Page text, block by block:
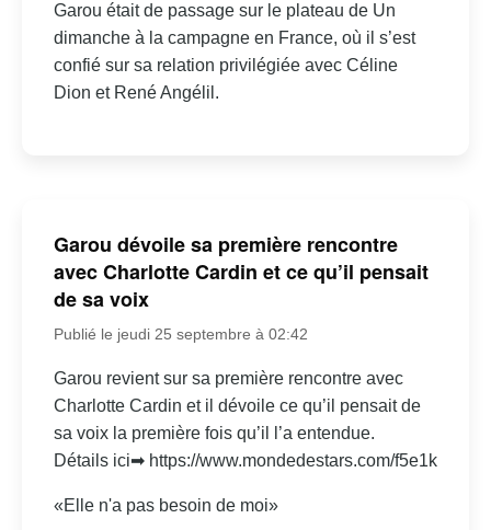
Garou était de passage sur le plateau de Un
dimanche à la campagne en France, où il s’est
confié sur sa relation privilégiée avec Céline
Dion et René Angélil.
Garou dévoile sa première rencontre
avec Charlotte Cardin et ce qu’il pensait
de sa voix
Publié le jeudi 25 septembre à 02:42
Garou revient sur sa première rencontre avec
Charlotte Cardin et il dévoile ce qu’il pensait de
sa voix la première fois qu’il l’a entendue.
Détails ici➡ https://www.mondedestars.com/f5e1k
«Elle n'a pas besoin de moi»